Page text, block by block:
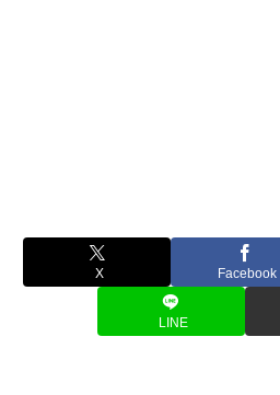
X Facebook
LINE